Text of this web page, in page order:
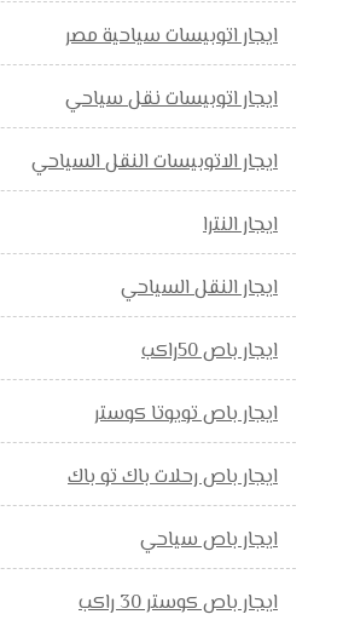
ايجار اتوبيسات سياحية مصر
ايجار اتوبيسات نقل سياحي
ايجار الاتوبيسات النقل السياحي
ايجار النترا
ايجار النقل السياحي
ايجار باص 50راكب
ايجار باص تويوتا كوستر
ايجار باص رحلات باك تو باك
ايجار باص سياحي
ايجار باص كوستر 30 راكب